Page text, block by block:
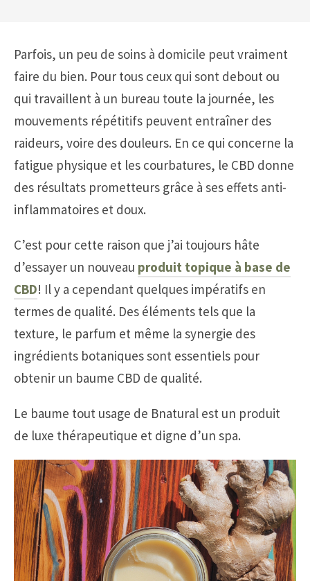
Parfois, un peu de soins à domicile peut vraiment
faire du bien. Pour tous ceux qui sont debout ou
qui travaillent à un bureau toute la journée, les
mouvements répétitifs peuvent entraîner des
raideurs, voire des douleurs. En ce qui concerne la
fatigue physique et les courbatures, le CBD donne
des résultats prometteurs grâce à ses effets anti-
inflammatoires et doux.
C’est pour cette raison que j’ai toujours hâte
d’essayer un nouveau produit topique à base de
CBD! Il y a cependant quelques impératifs en
termes de qualité. Des éléments tels que la
texture, le parfum et même la synergie des
ingrédients botaniques sont essentiels pour
obtenir un baume CBD de qualité.
Le baume tout usage de Bnatural est un produit
de luxe thérapeutique et digne d’un spa.